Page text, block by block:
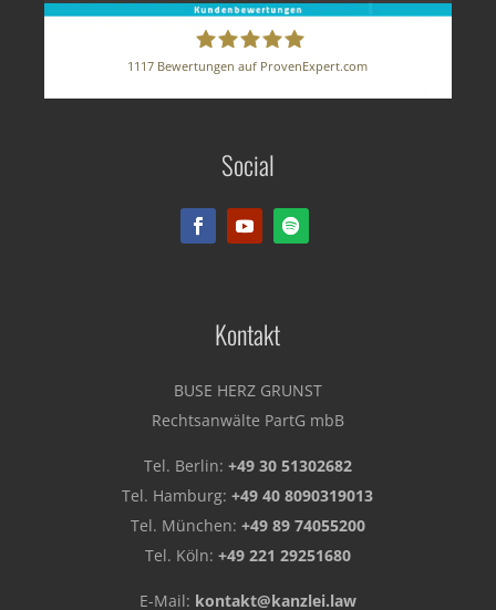
BUSE HERZ GRUNST
Rechtsanwälte PartG mbB
1117 Bewertungen auf ProvenExpert.com
Social
Kontakt
BUSE HERZ GRUNST
Rechtsanwälte PartG mbB
Tel. Berlin: +49 30 51302682
Tel. Hamburg:+49 40 8090319013
Tel. München: +49 89 74055200
Tel. Köln: +49 221 29251680
E-Mail: kontakt@kanzlei.law